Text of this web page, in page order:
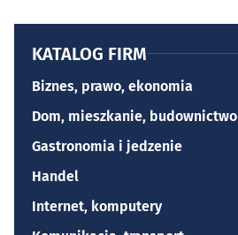
KATALOG FIRM
Biznes, prawo, ekonomia
Dom, mieszkanie, budownictwo
Gastronomia i jedzenie
Handel
Internet, komputery